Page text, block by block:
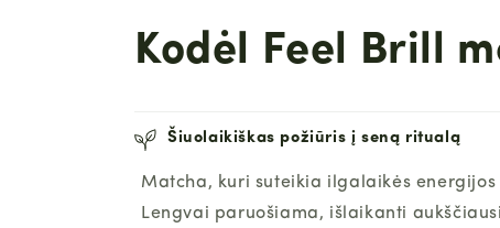
Kodėl Feel Brill
Šiuolaikiškas požiūris į seną ritualą
Matcha, kuri suteikia ilgalaikės
Lengvai paruošiama, išlaikanti